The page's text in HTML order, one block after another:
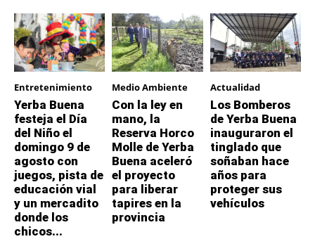
Entretenimiento
Yerba Buena
festeja el Día
del Niño el
domingo 9 de
agosto con
juegos, pista de
educación vial
y un mercadito
donde los
chicos...
Medio Ambiente
Con la ley en
mano, la
Reserva Horco
Molle de Yerba
Buena aceleró
el proyecto
para liberar
tapires en la
provincia
Actualidad
Los Bomberos
de Yerba Buena
inauguraron el
tinglado que
soñaban hace
años para
proteger sus
vehículos